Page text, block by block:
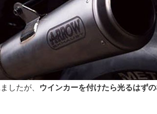
したが、
ウインカーを付けたら光るはず